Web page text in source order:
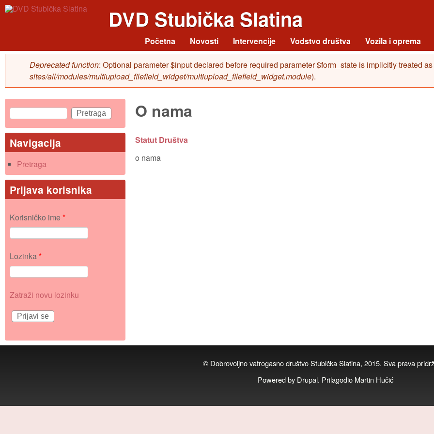
DVD Stubička Slatina
Main menu
Početna Novosti Intervencije Vodstvo društva Vozila i oprema
Poruka greške
Deprecated function: Optional parameter $input declared before required parameter $form_state is implicitly treated
sites/all/modules/multiupload_filefield_widget/multiupload_filefield_widget.module).
O nama
Statut Društva
o nama
Obrazac pretraživanja
Pretraga
Navigacija
Pretraga
Prijava korisnika
Korisničko ime *
Lozinka *
Zatraži novu lozinku
© Dobrovoljno vatrogasno društvo Stubička Slatina, 2015. Sva prava
Powered by Drupal. Prilagodio Martin Hučić